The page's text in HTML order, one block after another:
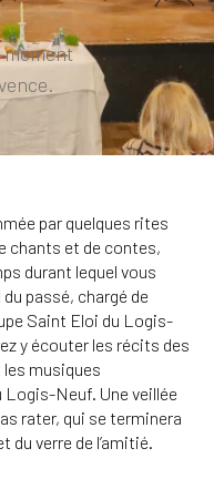
par quelques rites
chants et de contes,
durant lequel vous
passé, chargé de
Saint Eloi du Logis-
y écouter les récits des
musiques
Neuf. Une veillée
rater, qui se terminera
verre de l’amitié.